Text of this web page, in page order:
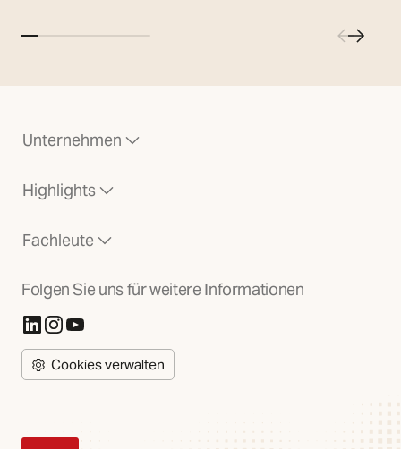
Unternehmen
Highlights
Fachleute
Folgen Sie uns für weitere Informationen
(Öffnet in neuer Registerkarte)
(Öffnet in neuer Registerkarte)
(Öffnet in neuer Registerkarte)
Cookies verwalten